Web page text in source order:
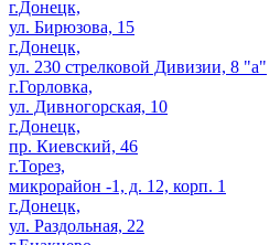
г.Донецк,
ул. Бирюзова, 15
г.Донецк,
ул. 230 стрелковой Дивизии, 8 "а"
г.Горловка,
ул. Дивногорская, 10
г.Донецк,
пр. Киевский, 46
г.Торез,
микрорайон -1, д. 12, корп. 1
г.Донецк,
ул. Раздольная, 22